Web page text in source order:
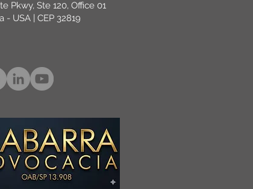
Pkwy, Ste 120, Office 01
- USA | CEP 32819